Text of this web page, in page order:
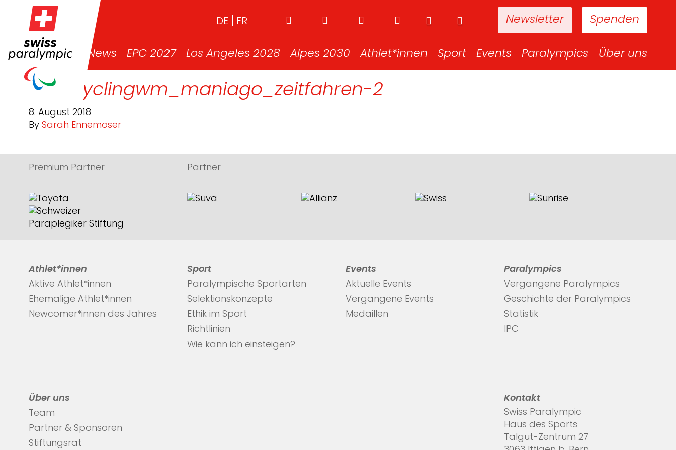
Spenden
Newsletter
DE FR
News EPC 2027 Los Angeles 2028 Alpes 2030 Athlet*innen Sport Events Paralympics Über uns
paracyclingwm_maniago_zeitfahren-2
8. August 2018
By Sarah Ennemoser
Premium Partner Partner
Athlet*innen
Aktive Athlet*innen
Ehemalige Athlet*innen
Newcomer*innen des Jahres
Sport
Paralympische Sportarten
Selektionskonzepte
Ethik im Sport
Richtlinien
Wie kann ich einsteigen?
Events
Aktuelle Events
Vergangene Events
Medaillen
Paralympics
Vergangene Paralympics
Geschichte der Paralympics
Statistik
IPC
Über uns
Team
Partner & Sponsoren
Stiftungsrat
Kontakt
Swiss Paralympic
Haus des Sports
Talgut-Zentrum 27